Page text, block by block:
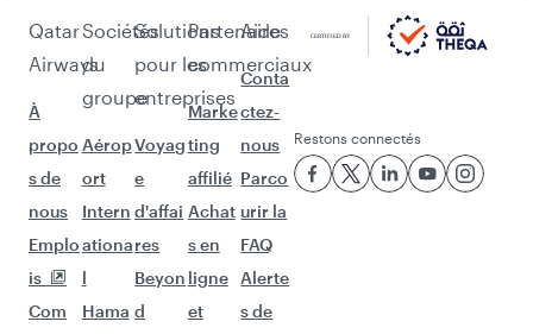
Qatar
Airways
À
propo
s de
nous
Emplo
is
Com
Sociétés
du
groupe
Aérop
ort
Intern
ationa
l
Hama
Solutions
pour les
entreprises
Voyag
e
d'affai
res
Beyon
d
Partenaires
commerciaux
Marke
ting
affilié
Achat
s en
ligne
et
Aide
Conta
ctez-
nous
Parco
urir la
FAQ
Alerte
s de
Restons connectés